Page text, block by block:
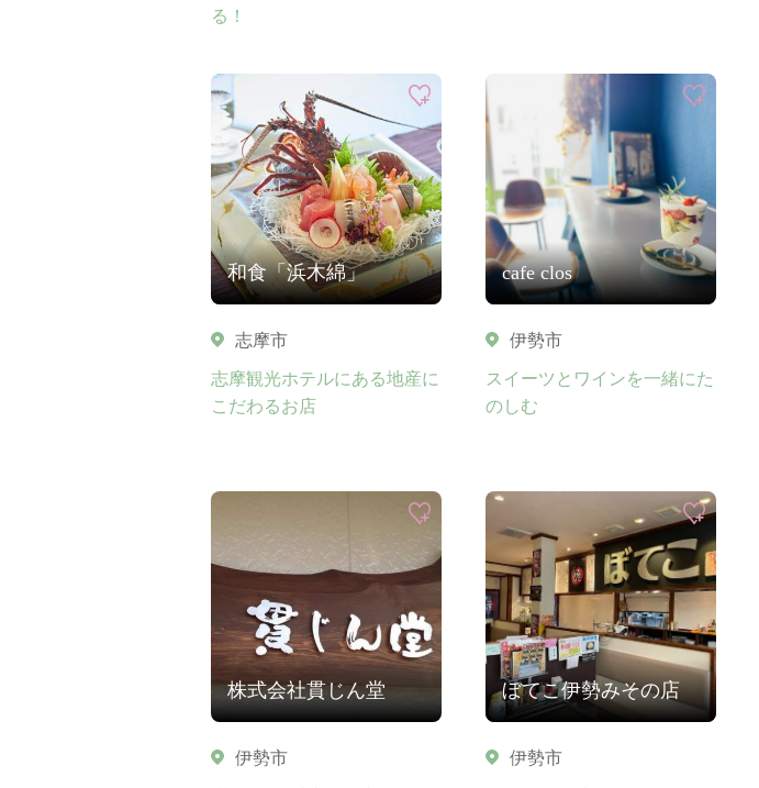
る！
和食「浜木綿」
志摩市
志摩観光ホテルにある地産に
こだわるお店
cafe clos
伊勢市
スイーツとワインを一緒にた
のしむ
株式会社貫じん堂
伊勢市
ぼてこ伊勢みその店
伊勢市